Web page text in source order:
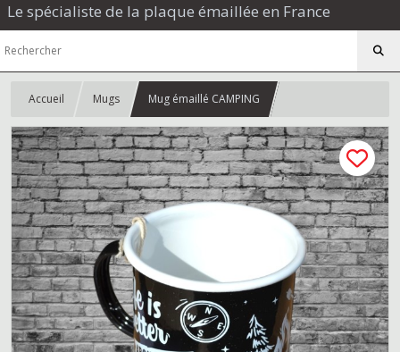
Le spécialiste de la plaque émaillée en France
Accueil Mugs Mug émaillé CAMPING